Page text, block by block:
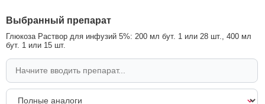
Выбранный препарат
Глюкоза Раствор для инфузий 5%: 200 мл бут. 1 или 28 шт., 400 мл
бут. 1 или 15 шт.